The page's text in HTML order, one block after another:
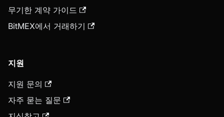
무기한 계약 가이드
BitMEX에서 거래하기
지원
지원 문의
자주 묻는 질문